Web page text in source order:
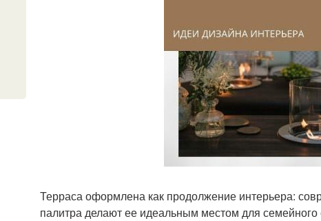
Терраса оформлена как продолжение интерьера:
палитра делают ее идеальным местом для